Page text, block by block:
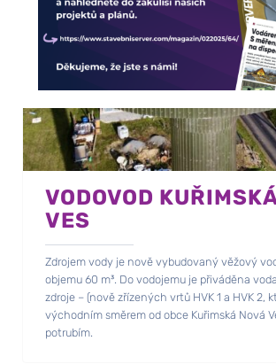
VODOVOD
VES
Zdrojem vody je nově vybudovaný věžový
objemu 60 m³. Do vodojemu je přiváděna
zdroje – (nově zřízených vrtů HVK 1 a HVK 2,
východním směrem od obce Kuřimská Nová
potrubím.